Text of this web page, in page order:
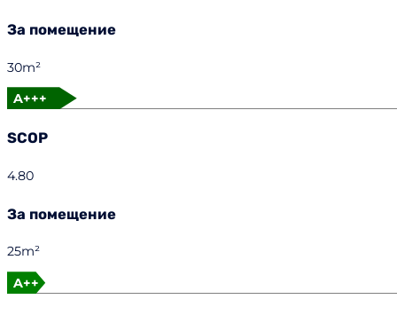
За помещение
30m²
A+++
SCOP
4.80
За помещение
25m²
A++